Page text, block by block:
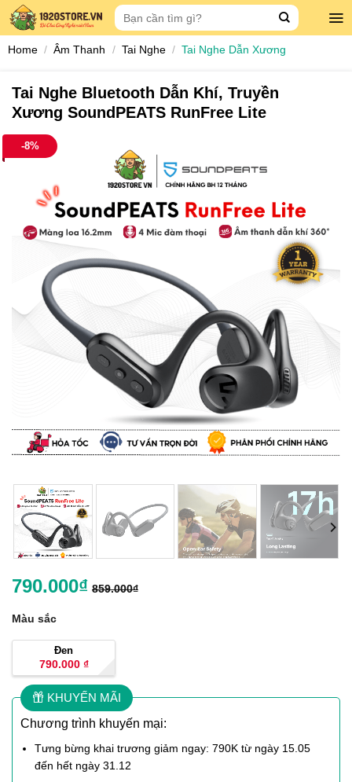
Skip
content
Search
for:
Home / Âm Thanh / Tai Nghe / Tai Nghe Dẫn Xương
Tai Nghe Bluetooth Dẫn Khí, Truyền
Xương SoundPEATS RunFree Lite
-8%
790.000₫ 859.000₫
Màu sắc
Đen
790.000 ₫
KHUYẾN MÃI
Chương trình khuyến mại:
Tưng bừng khai trương giảm ngay: 790K từ ngày 15.05
đến hết ngày 31.12